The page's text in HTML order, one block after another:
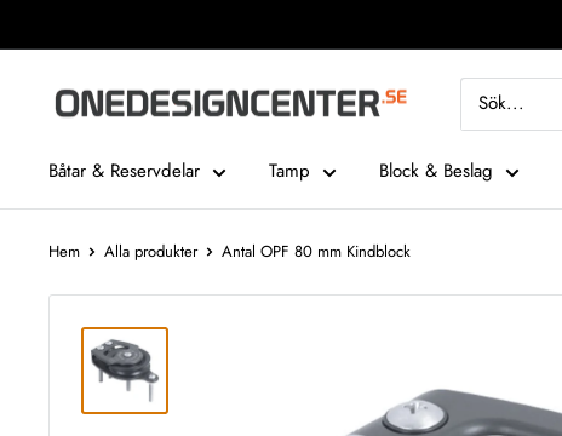
till
One
Center
Båtar & Reservdelar Tamp Block & Beslag
Hem Alla produkter Antal OPF 80 mm Kindblock